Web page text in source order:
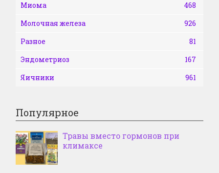
Миома
468
Молочная железа
926
Разное
81
Эндометриоз
167
Яичники
961
Популярное
Травы вместо гормонов при
климаксе